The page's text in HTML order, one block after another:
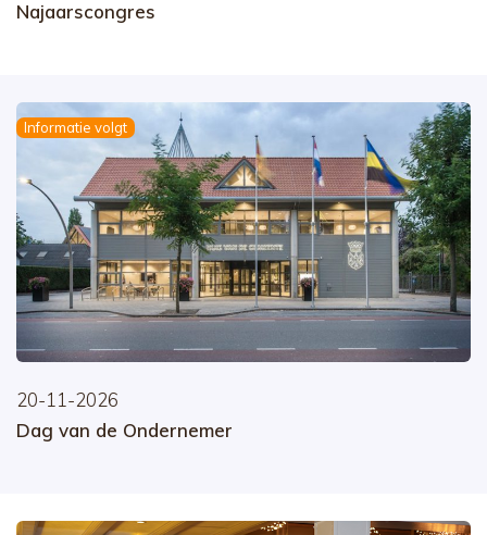
Najaarscongres
Informatie volgt
20-11-2026
Dag van de Ondernemer